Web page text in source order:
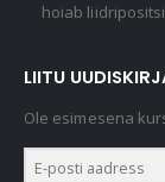
hoiab
LIITU
Ole esimesena